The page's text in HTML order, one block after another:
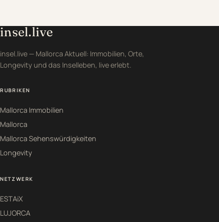
insel.live
insel.live — Mallorca Aktuell: Immobilien, Orte,
Longevity und das Inselleben, live erlebt.
RUBRIKEN
Mallorca Immobilien
Mallorca
Mallorca Sehenswürdigkeiten
Longevity
NETZWERK
ESTAiX
LUJORCA